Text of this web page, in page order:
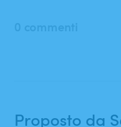
Proposto da